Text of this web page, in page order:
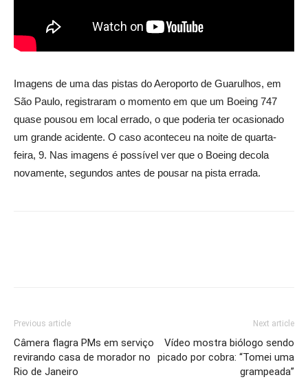
Imagens de uma das pistas do Aeroporto de Guarulhos, em
São Paulo, registraram o momento em que um Boeing 747
quase pousou em local errado, o que poderia ter ocasionado
um grande acidente. O caso aconteceu na noite de quarta-
feira, 9. Nas imagens é possível ver que o Boeing decola
novamente, segundos antes de pousar na pista errada.
Previous article
Câmera flagra PMs em serviço
revirando casa de morador no
Rio de Janeiro
Next article
Vídeo mostra biólogo sendo
picado por cobra: “Tomei uma
grampeada”